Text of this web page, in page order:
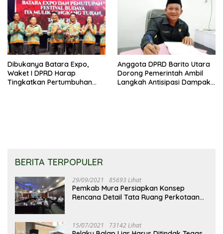
Dibukanya Batara Expo,
Waket I DPRD Harap
Tingkatkan Pertumbuhan
Anggota DPRD Barito Utara
Dorong Pemerintah Ambil
Langkah Antisipasi Dampak
BERITA TERPOPULER
29/09/2021 85693 Lihat
Pemkab Mura Persiapkan Konsep
Rencana Detail Tata Ruang Perkotaan
15/07/2021 73142 Lihat